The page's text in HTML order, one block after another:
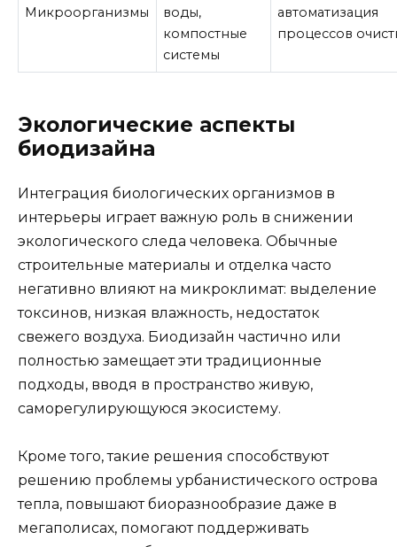
Микроорганизмы
воды,
компостные
системы
автоматизация
процессов
Экологические аспекты
биодизайна
Интеграция биологических организмов в
интерьеры играет важную роль в снижении
экологического следа человека. Обычные
строительные материалы и отделка часто
негативно влияют на микроклимат: выделение
токсинов, низкая влажность, недостаток
свежего воздуха. Биодизайн частично или
полностью замещает эти традиционные
подходы, вводя в пространство живую,
саморегулирующуюся экосистему.
Кроме того, такие решения способствуют
решению проблемы урбанистического острова
тепла, повышают биоразнообразие даже в
мегаполисах, помогают поддерживать